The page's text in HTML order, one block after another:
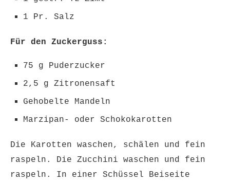
1 Pr. Salz
Für den Zuckerguss:
75 g Puderzucker
2,5 g Zitronensaft
Gehobelte Mandeln
Marzipan- oder Schokokarotten
Die Karotten waschen, schälen und fein
raspeln. Die Zucchini waschen und fein
raspeln. In einer Schüssel Beiseite